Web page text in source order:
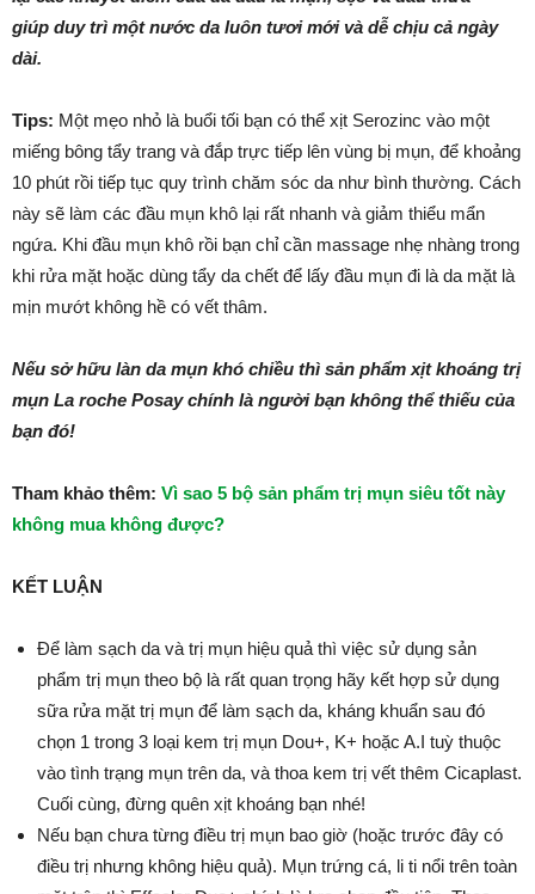
giúp duy trì một nước da luôn tươi mới và dễ chịu cả ngày
dài.
Tips: Một mẹo nhỏ là buổi tối bạn có thể xịt Serozinc vào một
miếng bông tẩy trang và đắp trực tiếp lên vùng bị mụn, để khoảng
10 phút rồi tiếp tục quy trình chăm sóc da như bình thường. Cách
này sẽ làm các đầu mụn khô lại rất nhanh và giảm thiểu mẩn
ngứa. Khi đầu mụn khô rồi bạn chỉ cần massage nhẹ nhàng trong
khi rửa mặt hoặc dùng tẩy da chết để lấy đầu mụn đi là da mặt là
mịn mướt không hề có vết thâm.
Nếu sở hữu làn da mụn khó chiều thì sản phẩm xịt khoáng trị
mụn La roche Posay chính là người bạn không thể thiếu của
bạn đó!
Tham khảo thêm: Vì sao 5 bộ sản phẩm trị mụn siêu tốt này
không mua không được?
KẾT LUẬN
Để làm sạch da và trị mụn hiệu quả thì việc sử dụng sản
phẩm trị mụn theo bộ là rất quan trọng hãy kết hợp sử dụng
sữa rửa mặt trị mụn để làm sạch da, kháng khuẩn sau đó
chọn 1 trong 3 loại kem trị mụn Dou+, K+ hoặc A.I tuỳ thuộc
vào tình trạng mụn trên da, và thoa kem trị vết thêm Cicaplast.
Cuối cùng, đừng quên xịt khoáng bạn nhé!
Nếu bạn chưa từng điều trị mụn bao giờ (hoặc trước đây có
điều trị nhưng không hiệu quả). Mụn trứng cá, li ti nổi trên toàn